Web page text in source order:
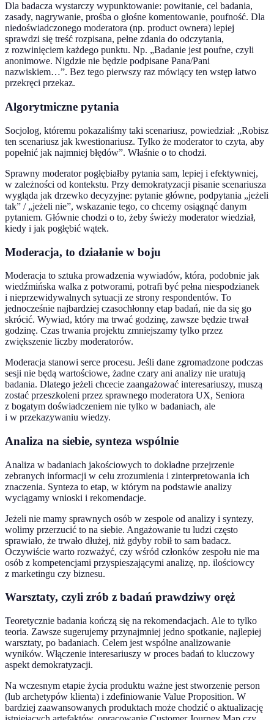
Dla badacza wystarczy wypunktowanie: powitanie, cel badania,
zasady, nagrywanie, prośba o głośne komentowanie, poufność. Dla
niedoświadczonego moderatora (np. product ownera) lepiej
sprawdzi się treść rozpisana, pełne zdania do odczytania,
z rozwinięciem każdego punktu. Np. „Badanie jest poufne, czyli
anonimowe. Nigdzie nie będzie podpisane Pana/Pani
nazwiskiem…”. Bez tego pierwszy raz mówiący ten wstęp łatwo
przekręci przekaz.
Algorytmiczne pytania
Socjolog, któremu pokazaliśmy taki scenariusz, powiedział: „Robisz
ten scenariusz jak kwestionariusz. Tylko że moderator to czyta, aby
popełnić jak najmniej błędów”. Właśnie o to chodzi.
Sprawny moderator pogłębiałby pytania sam, lepiej i efektywniej,
w zależności od kontekstu. Przy demokratyzacji pisanie scenariusza
wygląda jak drzewko decyzyjne: pytanie główne, podpytania „jeżeli
tak” / „jeżeli nie”, wskazanie tego, co chcemy osiągnąć danym
pytaniem. Głównie chodzi o to, żeby świeży moderator wiedział,
kiedy i jak pogłębić wątek.
Moderacja, to działanie w boju
Moderacja to sztuka prowadzenia wywiadów, która, podobnie jak
wiedźmińska walka z potworami, potrafi być pełna niespodzianek
i nieprzewidywalnych sytuacji ze strony respondentów. To
jednocześnie najbardziej czasochłonny etap badań, nie da się go
skrócić. Wywiad, który ma trwać godzinę, zawsze będzie trwał
godzinę. Czas trwania projektu zmniejszamy tylko przez
zwiększenie liczby moderatorów.
Moderacja stanowi serce procesu. Jeśli dane zgromadzone podczas
sesji nie będą wartościowe, żadne czary ani analizy nie uratują
badania. Dlatego jeżeli chcecie zaangażować interesariuszy, muszą
zostać przeszkoleni przez sprawnego moderatora UX, Seniora
z bogatym doświadczeniem nie tylko w badaniach, ale
i w przekazywaniu wiedzy.
Analiza na siebie, synteza wspólnie
Analiza w badaniach jakościowych to dokładne przejrzenie
zebranych informacji w celu zrozumienia i zinterpretowania ich
znaczenia. Synteza to etap, w którym na podstawie analizy
wyciągamy wnioski i rekomendacje.
Jeżeli nie mamy sprawnych osób w zespole od analizy i syntezy,
wolimy przerzucić to na siebie. Angażowanie tu ludzi często
sprawiało, że trwało dłużej, niż gdyby robił to sam badacz.
Oczywiście warto rozważyć, czy wśród członków zespołu nie ma
osób z kompetencjami przyspieszającymi analizę, np. ilościowcy
z marketingu czy biznesu.
Warsztaty, czyli zrób z badań prawdziwy oręż
Teoretycznie badania kończą się na rekomendacjach. Ale to tylko
teoria. Zawsze sugerujemy przynajmniej jedno spotkanie, najlepiej
warsztaty, po badaniach. Celem jest wspólne analizowanie
wyników. Włączenie interesariuszy w proces badań to kluczowy
aspekt demokratyzacji.
Na wczesnym etapie życia produktu ważne jest stworzenie person
(lub archetypów klienta) i zdefiniowanie Value Proposition. W
bardziej zaawansowanych produktach może chodzić o aktualizację